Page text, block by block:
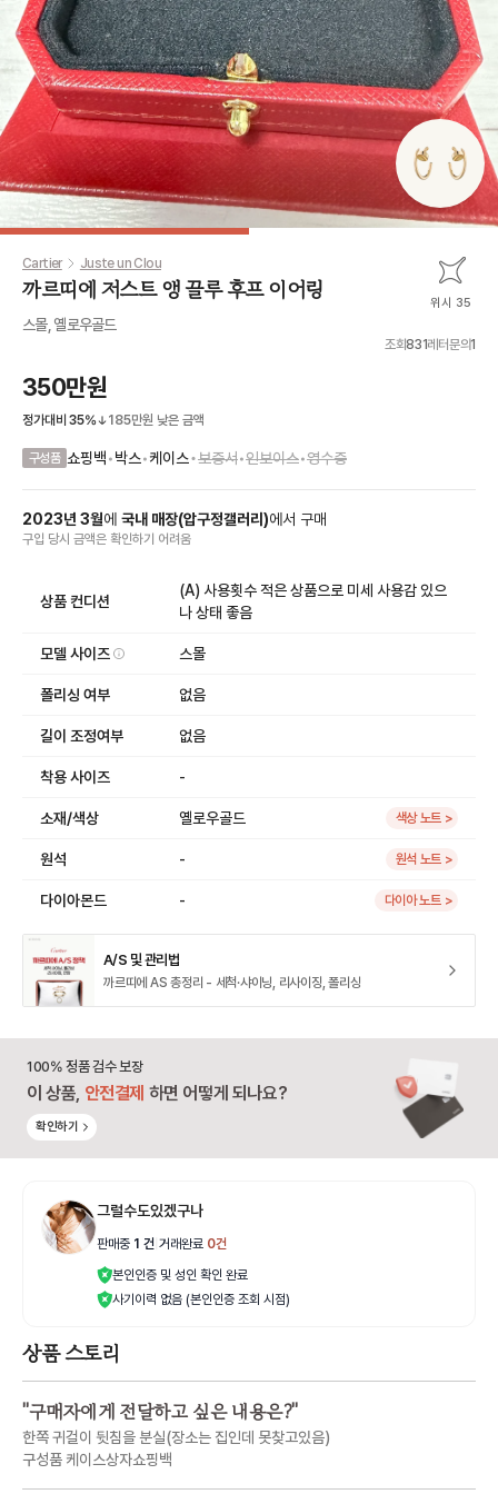
Cartier Juste un Clou
까르띠에 저스트 앵 끌루 후프 이어링 위시 35
스몰, 옐로우골드
조회831레터문의1
350만원
정가대비 35% 185만원 낮은 금액
구성품 쇼핑백•박스•케이스•보증서•인보이스•영수증
2023년 3월에 국내 매장(압구정갤러리)에서 구매
구입 당시 금액은 확인하기 어려움
상품 컨디션
(A) 사용횟수 적은 상품으로 미세 사용감 있으
나 상태 좋음
모델 사이즈 스몰
폴리싱 여부 없음
길이 조정여부 없음
착용 사이즈 -
소재/색상 옐로우골드 색상 노트 >
원석 - 원석 노트 >
다이아몬드 - 다이아 노트 >
A/S 및 관리법
까르띠에 AS 총정리 - 세척·샤이닝, 리사이징, 폴리싱
100% 정품 검수 보장
이 상품, 안전결제 하면 어떻게 되나요?
확인하기
그럴수도있겠구나
판매중 1 건 거래완료 0건
본인인증 및 성인 확인 완료
사기이력 없음 (본인인증 조회 시점)
상품 스토리
"구매자에게 전달하고 싶은 내용은?"
한쪽 귀걸이 뒷침을 분실(장소는 집인데 못찾고있음)
구성품 케이스상자쇼핑백